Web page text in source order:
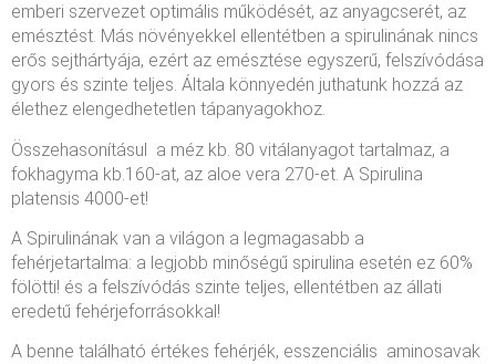
emberi szervezet optimális működését, az anyagcserét, az
emésztést. Más növényekkel ellentétben a spirulinának nincs
erős sejthártyája, ezért az emésztése egyszerű, felszívódása
gyors és szinte teljes. Általa könnyedén juthatunk hozzá az
élethez elengedhetetlen tápanyagokhoz.
Összehasonításul a méz kb. 80 vitálanyagot tartalmaz, a
fokhagyma kb.160-at, az aloe vera 270-et. A Spirulina
platensis 4000-et!
A Spirulinának van a világon a legmagasabb a
fehérjetartalma: a legjobb minőségű spirulina esetén ez 60%
fölötti! és a felszívódás szinte teljes, ellentétben az állati
eredetű fehérjeforrásokkal!
A benne található értékes fehérjék, esszenciális aminosavak